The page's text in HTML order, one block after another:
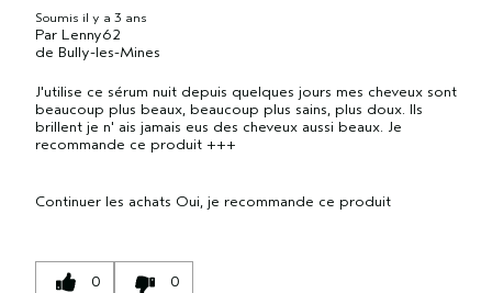
Soumis il y a 3 ans
Par Lenny62
de Bully-les-Mines
J'utilise ce sérum nuit depuis quelques jours mes cheveux sont
beaucoup plus beaux, beaucoup plus sains, plus doux. Ils
brillent je n' ais jamais eus des cheveux aussi beaux. Je
recommande ce produit +++
Continuer les achats Oui, je recommande ce produit
0 0